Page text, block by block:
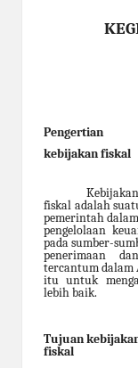
Pengertian
kebijakan fiskal
Kebijakan
fiskal adalah
pemerintah dalam
pengelolaan
pada sumber-
penerimaan
tercantum dalam
itu untuk
lebih baik.
Tujuan
fiskal